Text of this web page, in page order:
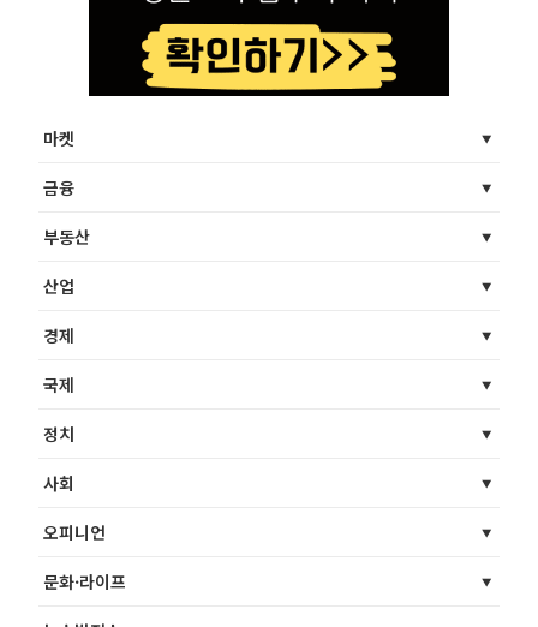
마켓
금융
부동산
산업
경제
국제
정치
사회
오피니언
문화·라이프